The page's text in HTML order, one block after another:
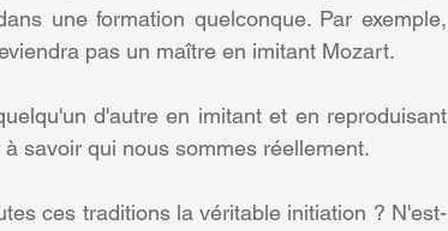
une formation quelconque. Par exemple,
pas un maître en imitant Mozart.
d'autre en imitant et en reproduisant
savoir qui nous sommes réellement.
ces traditions la véritable initiation ? N'est-